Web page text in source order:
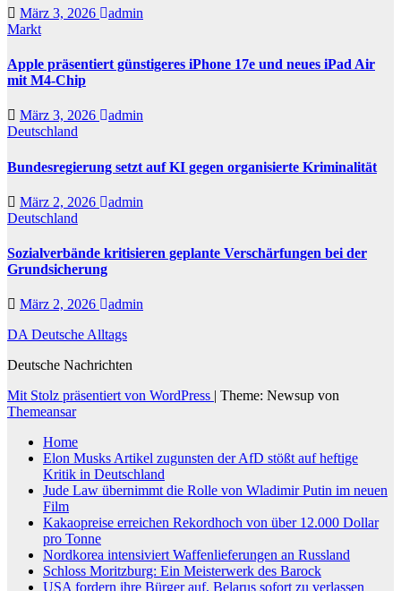
März 3, 2026
admin
Markt
Apple präsentiert günstigeres iPhone 17e und neues iPad Air
mit M4-Chip
März 3, 2026
admin
Deutschland
Bundesregierung setzt auf KI gegen organisierte Kriminalität
März 2, 2026
admin
Deutschland
Sozialverbände kritisieren geplante Verschärfungen bei der
Grundsicherung
März 2, 2026
admin
DA Deutsche Alltags
Deutsche Nachrichten
Mit Stolz präsentiert von WordPress | Theme: Newsup von
Themeansar
Home
Elon Musks Artikel zugunsten der AfD stößt auf heftige
Kritik in Deutschland
Jude Law übernimmt die Rolle von Wladimir Putin im neuen
Film
Kakaopreise erreichen Rekordhoch von über 12.000 Dollar
pro Tonne
Nordkorea intensiviert Waffenlieferungen an Russland
Schloss Moritzburg: Ein Meisterwerk des Barock
USA fordern ihre Bürger auf, Belarus sofort zu verlassen